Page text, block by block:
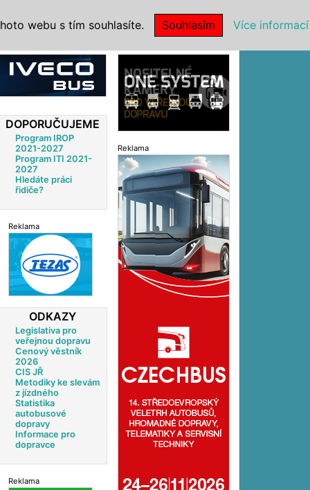
DOPORUČUJEME
Program IROP
2021-2027
Program ITI 2021-
2027
Hledáte práci
řidiče?
Reklama
ODKAZY
Legislativa pro
veřejnou dopravu
Cenový věstník
2026
CIS JŘ
Metodiky ke slevám
z jízdného
Statistika
autobusové
dopravy
Informace pro
dopravce
Reklama
Reklama
webu s tím souhlasíte. Souhlasím Více informací